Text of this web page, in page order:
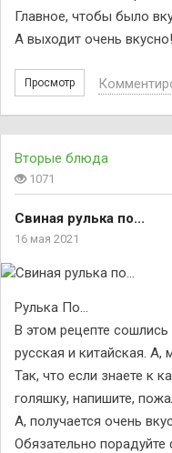
Главное, чтобы было
А выходит очень вкусно!
Просмотр
Вторые блюда
1071
Свиная рулька по...
16 мая 2021
Рулька По…
В этом рецепте сошлись
русская и китайская.
Так, что если знаете к
голяшку, напишите,
А, получается очень
Обязательно порадуйте